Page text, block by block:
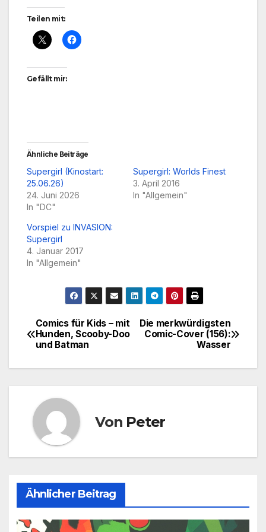
Teilen mit:
Gefällt mir:
Ähnliche Beiträge
Supergirl (Kinostart:
25.06.26)
24. Juni 2026
In "DC"
Supergirl: Worlds Finest
3. April 2016
In "Allgemein"
Vorspiel zu INVASION:
Supergirl
4. Januar 2017
In "Allgemein"
Beitragsnavigation
Die merkwürdigsten
Comic-Cover (156):
Wasser
Comics für Kids – mit
Hunden, Scooby-Doo
und Batman
Von Peter
Ähnlicher Beitrag